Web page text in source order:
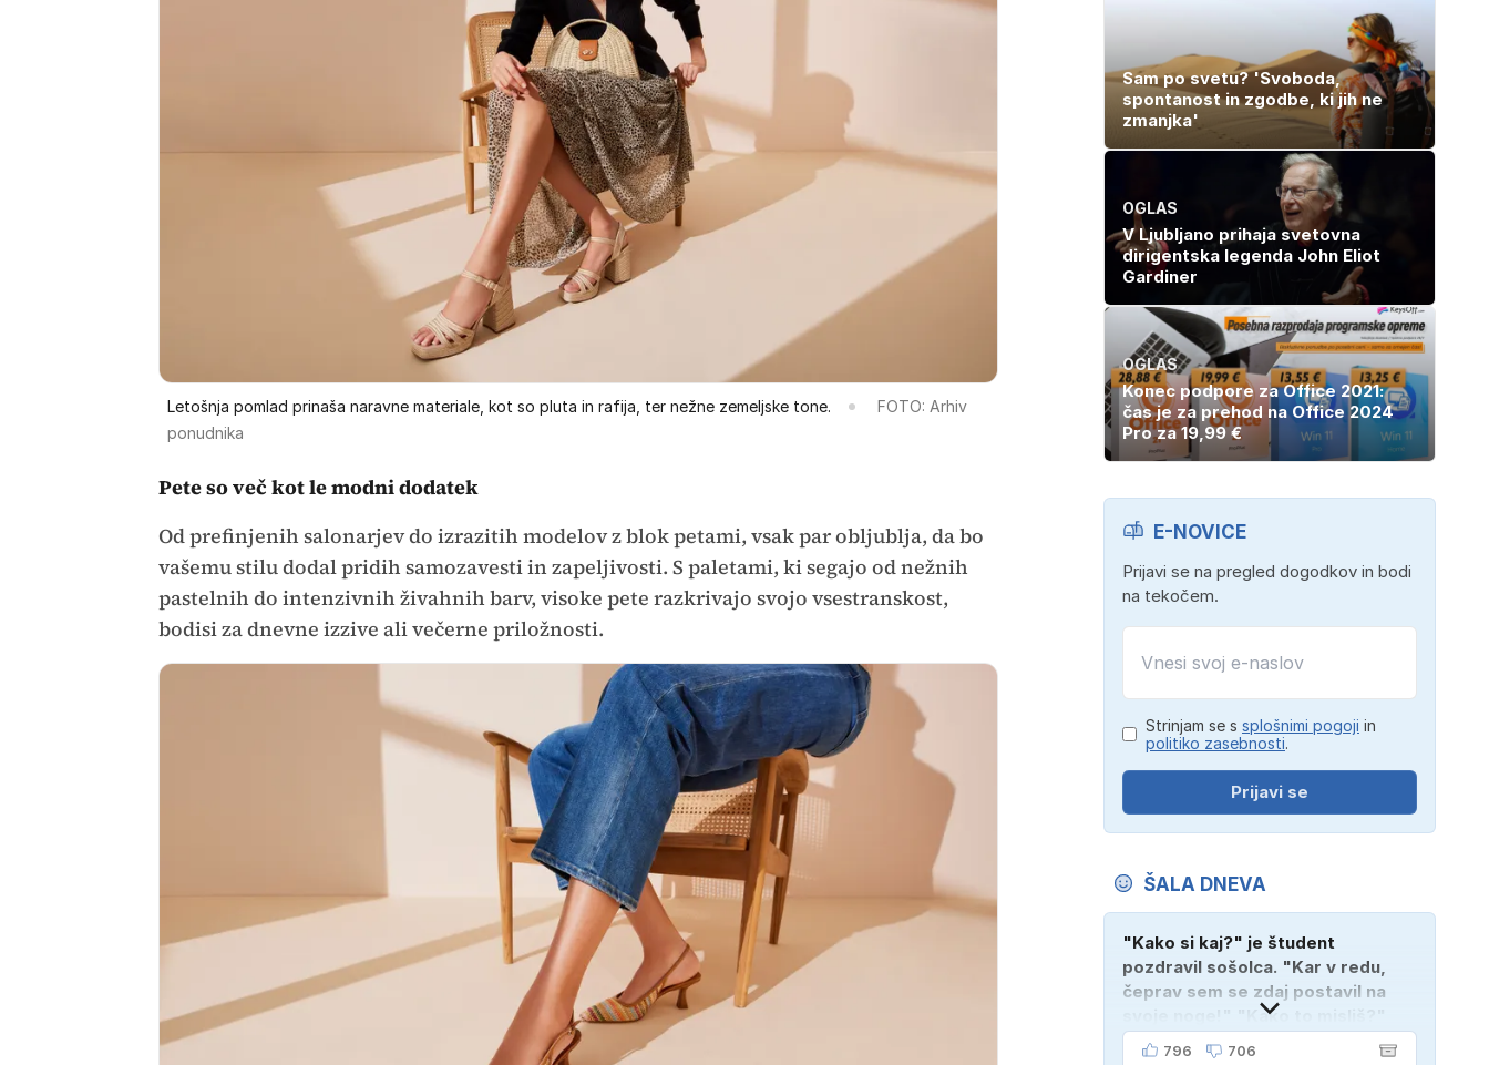
Letošnja pomlad prinaša naravne materiale, kot so pluta in rafija, ter nežne zemeljske tone.
FOTO: Arhiv
ponudnika
Pete so več kot le modni dodatek
Od prefinjenih salonarjev do izrazitih modelov z blok petami, vsak par obljublja, da bo
vašemu stilu dodal pridih samozavesti in zapeljivosti. S paletami, ki segajo od nežnih
pastelnih do intenzivnih živahnih barv, visoke pete razkrivajo svojo vsestranskost,
bodisi za dnevne izzive ali večerne priložnosti.
Sam po svetu? 'Svoboda,
spontanost in zgodbe, ki jih ne
zmanjka'
OGLAS
V Ljubljano prihaja svetovna
dirigentska legenda John Eliot
Gardiner
OGLAS
Konec podpore za Office 2021:
čas je za prehod na Office 2024
Pro za 19,99 €
E-NOVICE
Prijavi se na pregled dogodkov in bodi
na tekočem.
Strinjam se s splošnimi pogoji in
politiko zasebnosti.
Prijavi se
ŠALA DNEVA
"Kako si kaj?" je študent
pozdravil sošolca. "Kar v redu,
čeprav sem se zdaj postavil na
svoje noge!" "Kako to misliš?"
"Oče mi je vzel avto!"
796 706